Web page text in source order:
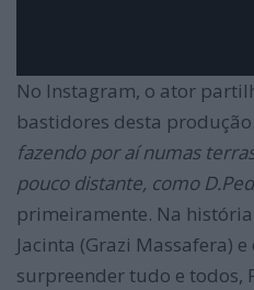
No Instagram, o ator
bastidores desta produção.
fazendo por aí numas
pouco distante, como
primeiramente. Na
Jacinta (Grazi Massafera)
surpreender tudo e todos,